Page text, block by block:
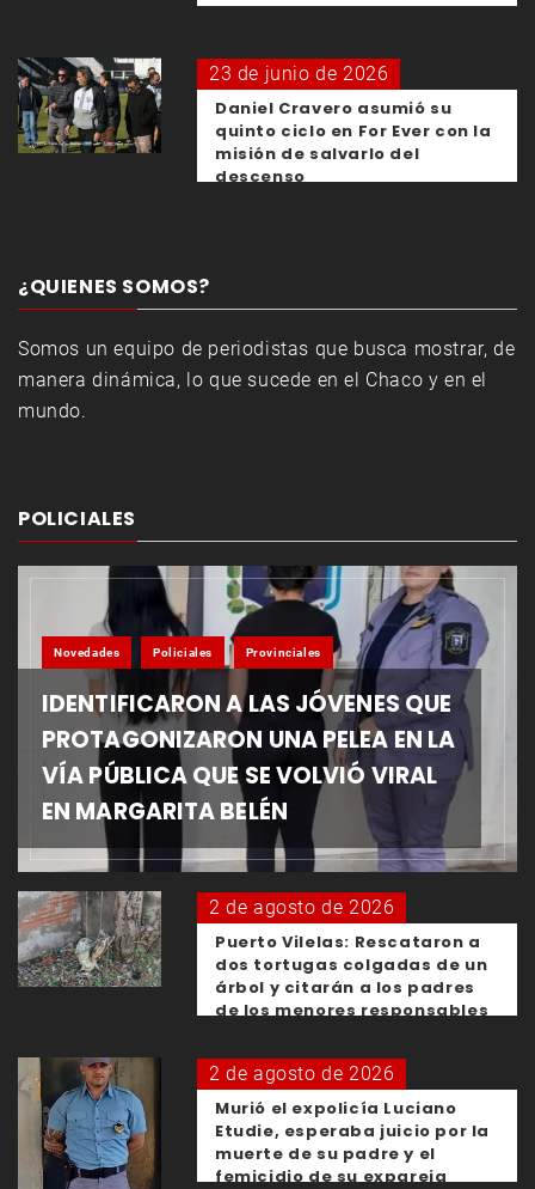
23 de junio de 2026
Daniel Cravero asumió su
quinto ciclo en For Ever con la
misión de salvarlo del
descenso
¿QUIENES SOMOS?
Somos un equipo de periodistas que busca mostrar, de
manera dinámica, lo que sucede en el Chaco y en el
mundo.
POLICIALES
Novedades Policiales Provinciales
IDENTIFICARON A LAS JÓVENES QUE
PROTAGONIZARON UNA PELEA EN LA
VÍA PÚBLICA QUE SE VOLVIÓ VIRAL
EN MARGARITA BELÉN
2 de agosto de 2026
Puerto Vilelas: Rescataron a
dos tortugas colgadas de un
árbol y citarán a los padres
de los menores responsables
2 de agosto de 2026
Murió el expolicía Luciano
Etudie, esperaba juicio por la
muerte de su padre y el
femicidio de su expareja